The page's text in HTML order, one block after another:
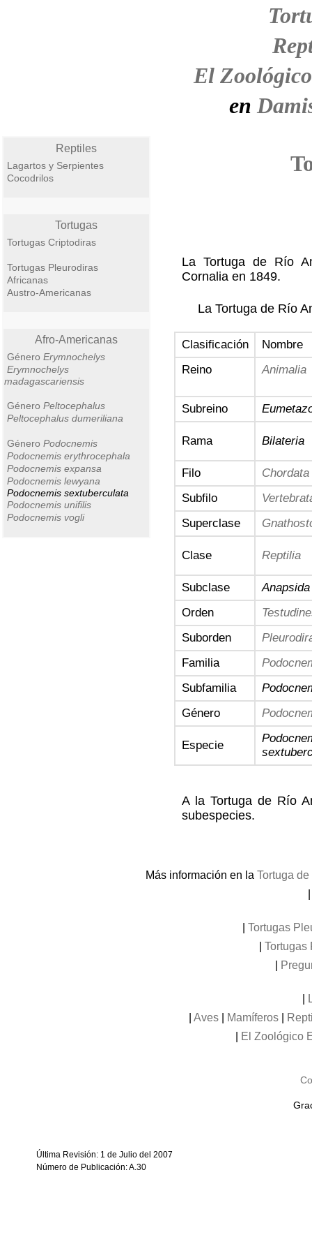
El
en
Reptiles
Lagartos y Serpientes
Cocodrilos
Tortugas
Tortugas Criptodiras
Tortugas Pleurodiras
Africanas
Austro-Americanas
Afro-Americanas
Género Erymnochelys
Erymnochelys
madagascariensis
Género Peltocephalus
Peltocephalus dumeriliana
Género Podocnemis
Podocnemis erythrocephala
Podocnemis expansa
Podocnemis lewyana
Podocnemis sextuberculata
Podocnemis unifilis
Podocnemis vogli
La Tortuga de Río
Cornalia en 1849.
La Tortuga de Río
Clasificación
Nombre
Reino
Animalia
Subreino
Rama Bilateria
Filo
Chordata
Subfilo
Superclase
Clase Reptilia
Subclase
Anapsida
Orden
Suborden
Familia
Subfamilia
Género
Especie
A la Tortuga de Río
subespecies.
Más información en la Tortuga
Tortugas
Tortugas
Aves| Mamíferos|
El Zoológico
Última Revisión: 1 de Julio del 2007
Número de Publicación: A.30